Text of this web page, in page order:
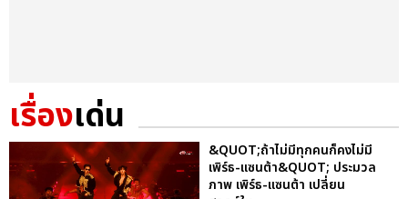
เรื่องเด่น
&QUOT;ถ้าไม่มีทุกคนก็คงไม่มี
เพิร์ธ-แซนต้า&QUOT; ประมวล
ภาพ เพิร์ธ-แซนต้า เปลี่ยน